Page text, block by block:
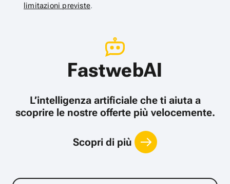
limitazioni previste.
FastwebAI
L’intelligenza artificiale che ti aiuta a
scoprire le nostre offerte più velocemente.
Scopri di più